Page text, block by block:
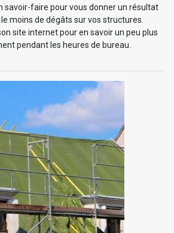
savoir-faire pour vous donner un résultat
moins de dégâts sur vos structures.
site internet pour en savoir un peu plus
pendant les heures de bureau.